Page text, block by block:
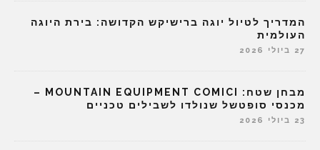
המדריך לטיול יוגה ברישיקש הקדושה: בירת היוגה
העולמית
27 ביולי 2026
מבחן שטח: MOUNTAIN EQUIPMENT COMICI –
מכנסי סופטשל שנולדו לשבילים טכניים
23 ביולי 2026